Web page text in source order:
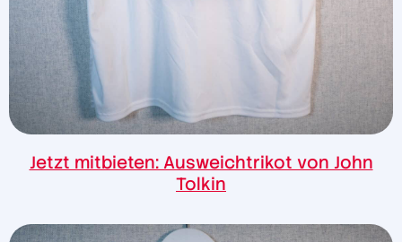
Jetzt mitbieten: Ausweichtrikot von John
Tolkin